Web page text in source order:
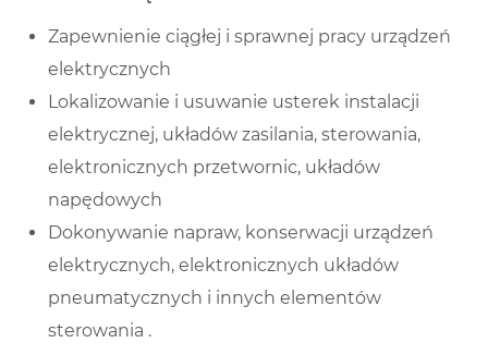
Zapewnienie ciągłej i sprawnej pracy urządzeń
elektrycznych
Lokalizowanie i usuwanie usterek instalacji
elektrycznej, układów zasilania, sterowania,
elektronicznych przetwornic, układów
napędowych
Dokonywanie napraw, konserwacji urządzeń
elektrycznych, elektronicznych układów
pneumatycznych i innych elementów
sterowania .